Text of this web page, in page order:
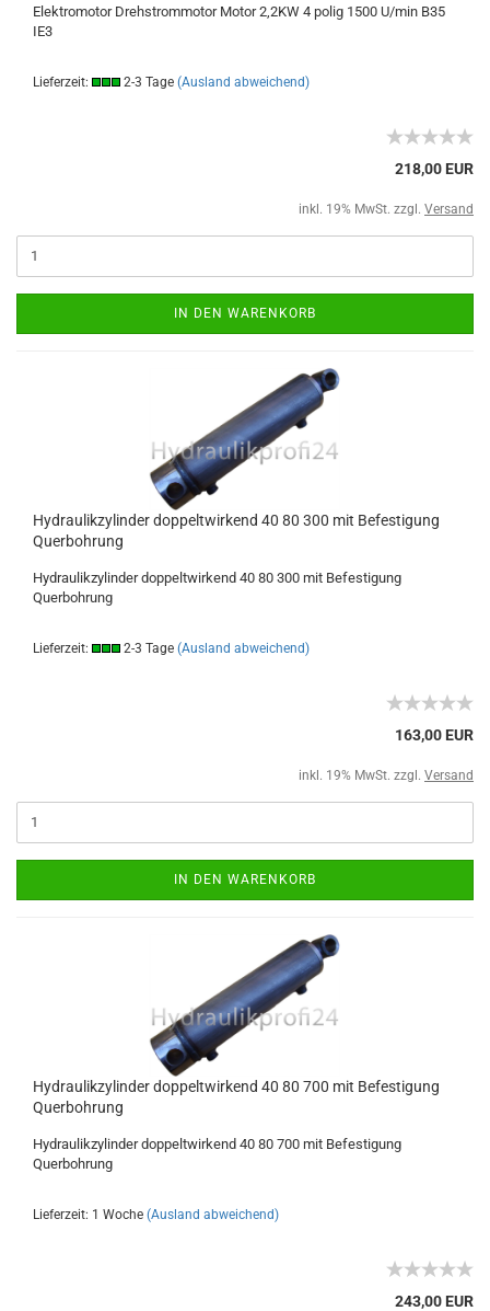
Elektromotor Drehstrommotor Motor 2,2KW 4 polig 1500 U/min B35
IE3
Lieferzeit: 2-3 Tage (Ausland abweichend)
218,00 EUR
inkl. 19% MwSt. zzgl. Versand
IN DEN WARENKORB
Hydraulikzylinder doppeltwirkend 40 80 300 mit Befestigung
Querbohrung
Hydraulikzylinder doppeltwirkend 40 80 300 mit Befestigung
Querbohrung
Lieferzeit: 2-3 Tage (Ausland abweichend)
163,00 EUR
inkl. 19% MwSt. zzgl. Versand
IN DEN WARENKORB
Hydraulikzylinder doppeltwirkend 40 80 700 mit Befestigung
Querbohrung
Hydraulikzylinder doppeltwirkend 40 80 700 mit Befestigung
Querbohrung
Lieferzeit: 1 Woche (Ausland abweichend)
243,00 EUR